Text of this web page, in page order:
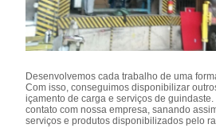
Desenvolvemos cada trabalho de uma
Com isso, conseguimos disponibilizar
içamento de carga e serviços de
contato com nossa empresa, sanando
serviços e produtos disponibilizados pelo